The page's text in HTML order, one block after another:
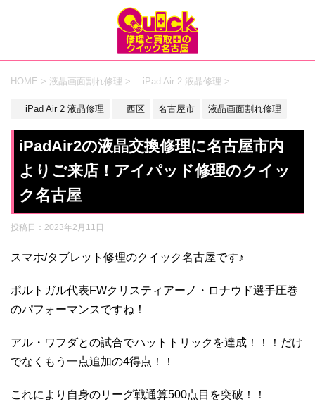
HOME > 液晶画面割れ修理 > iPad Air 2 液晶修理 >
iPad Air 2 液晶修理 西区 名古屋市 液晶画面割れ修理
iPadAir2の液晶交換修理に名古屋市内
よりご来店！アイパッド修理のクイッ
ク名古屋
投稿日： 2023年2月11日
スマホ/タブレット修理のクイック名古屋です♪
ポルトガル代表FWクリスティアーノ・ロナウド選手圧巻
のパフォーマンスですね！
アル・ワフダとの試合でハットトリックを達成！！！だけ
でなくもう一点追加の4得点！！
これにより自身のリーグ戦通算500点目を突破！！